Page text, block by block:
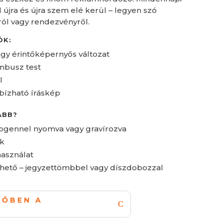
és újra szem elé kerül – legyen szó
vagy rendezvényről.
érintőképernyős változat
test
íráskép
nyomva vagy gravírozva
– jegyzettömbbel vagy díszdobozzal
A